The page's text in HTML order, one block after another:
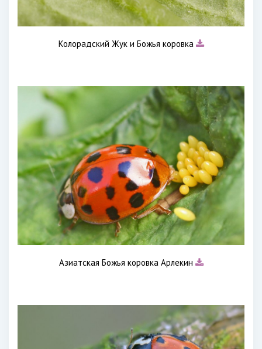
Колорадский Жук и Божья коровка
Азиатская Божья коровка Арлекин